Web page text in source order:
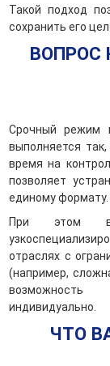
Такой подход
сохранить его
ВОПРОС
Срочный режим
выполняется
время на
позволяет
единому формату.
При этом
отраслях с
(например,
возможность
индивидуально.
ЧТО